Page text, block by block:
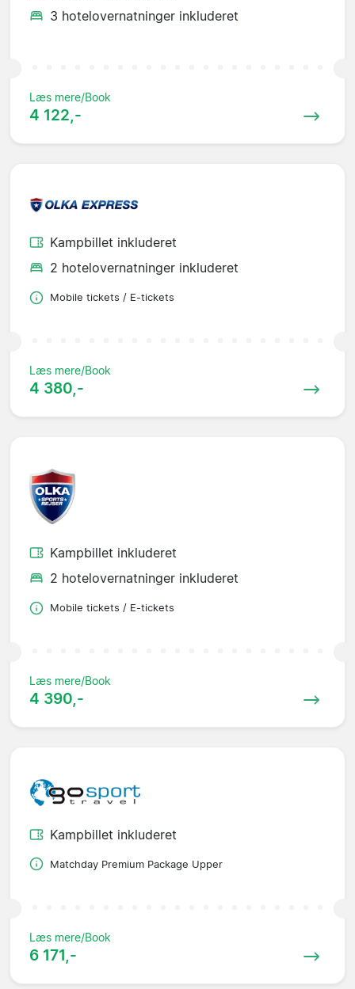
3 hotelovernatninger inkluderet
Læs mere/Book
4 122,-
Kampbillet inkluderet
2 hotelovernatninger inkluderet
Mobile tickets / E-tickets
Læs mere/Book
4 380,-
Kampbillet inkluderet
2 hotelovernatninger inkluderet
Mobile tickets / E-tickets
Læs mere/Book
4 390,-
Kampbillet inkluderet
Matchday Premium Package Upper
Læs mere/Book
6 171,-